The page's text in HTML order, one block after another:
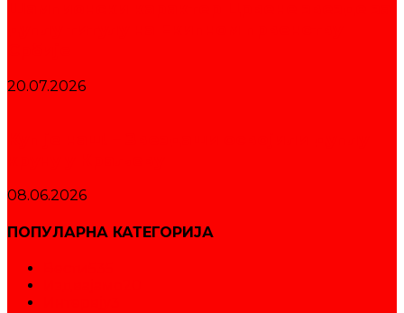
20.07.2026
08.06.2026
ПОПУЛАРНА КАТЕГОРИЈА